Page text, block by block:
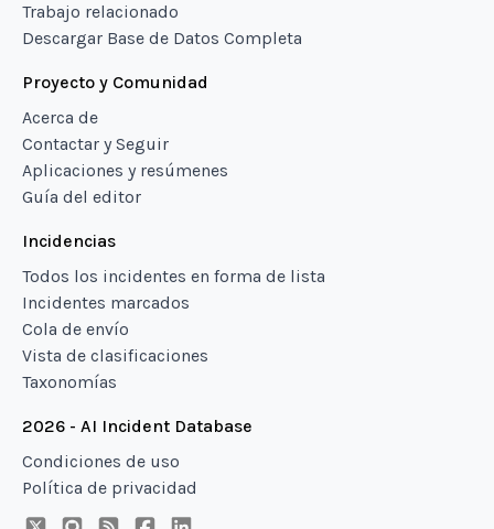
Trabajo relacionado
Descargar Base de Datos Completa
Proyecto y Comunidad
Acerca de
Contactar y Seguir
Aplicaciones y resúmenes
Guía del editor
Incidencias
Todos los incidentes en forma de lista
Incidentes marcados
Cola de envío
Vista de clasificaciones
Taxonomías
2026 - AI Incident Database
Condiciones de uso
Política de privacidad